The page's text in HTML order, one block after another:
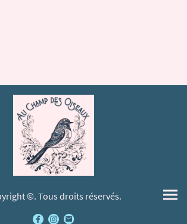
©. Tous droits réservés.